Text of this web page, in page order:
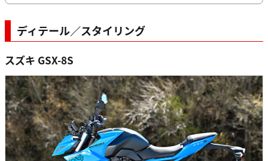
ディテール／スタイリング
スズキ GSX-8S